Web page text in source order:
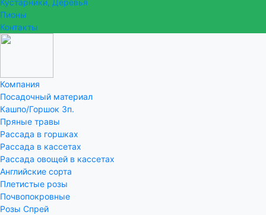
Кустарники, Деревья
Пионы
Контакты
Компания
Посадочный материал
Кашпо/Горшок 3п.
Пряные травы
Рассада в горшках
Рассада в кассетах
Рассада овощей в кассетах
Английские сорта
Плетистые розы
Почвопокровные
Розы Спрей